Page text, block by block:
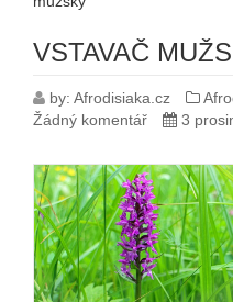
VSTAVAČ
by: Afrodisiaka.cz
Žádný komentář
3